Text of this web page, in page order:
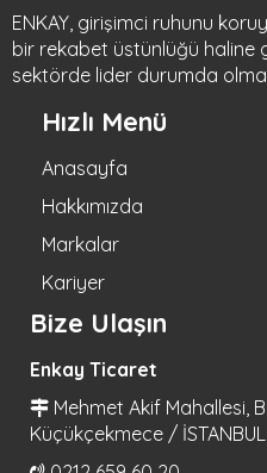
ENKAY, girişimci ruhunu
bir rekabet üstünlüğü haline
sektörde lider durumda
Hızlı Menü
Anasayfa
Hakkımızda
Markalar
Kariyer
Bize Ulaşın
Enkay Ticaret
Mehmet Akif Mahallesi,
Küçükçekmece / İSTANBUL